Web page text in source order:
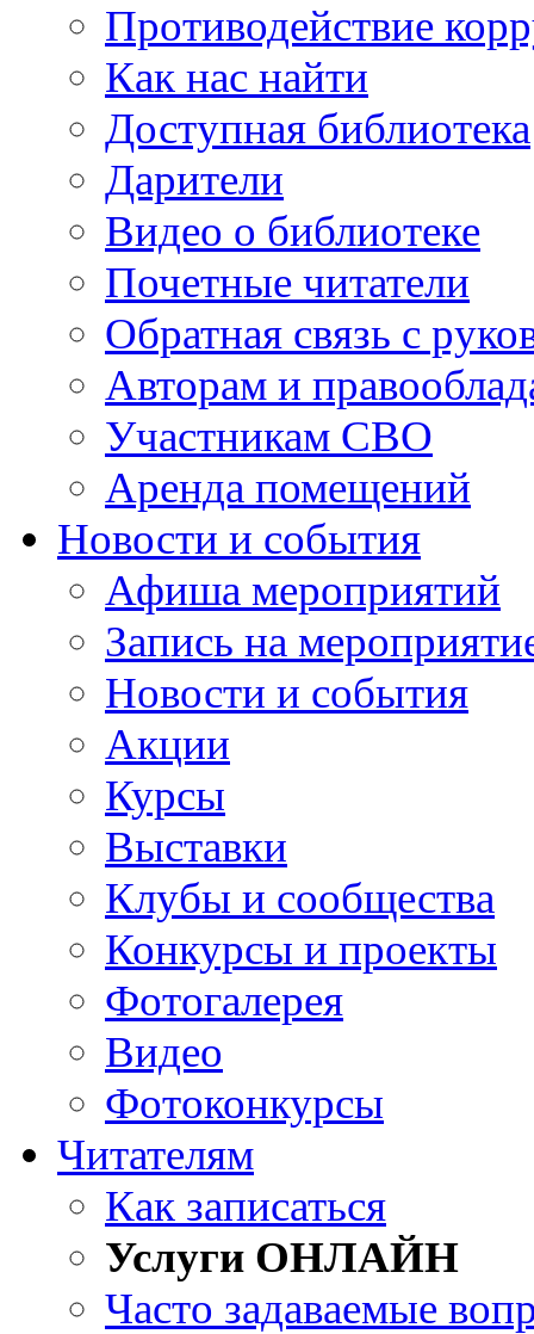
Противодействие
Как нас найти
Доступная библиотека
Дарители
Видео о библиотеке
Почетные читатели
Обратная связь с
Авторам и
Участникам СВО
Аренда помещений
Новости и события
Афиша мероприятий
Запись на
Новости и события
Акции
Курсы
Выставки
Клубы и сообщества
Конкурсы и проекты
Фотогалерея
Видео
Фотоконкурсы
Читателям
Как записаться
Услуги ОНЛАЙН
Часто задаваемые